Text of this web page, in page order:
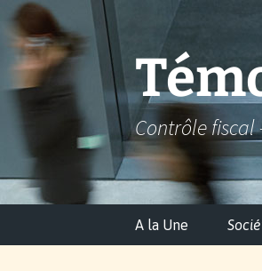
Aller
au
contenu
Contrôle
A la Une